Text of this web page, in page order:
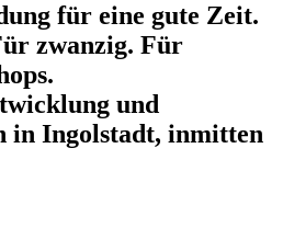
für eine gute Zeit.
zwanzig. Für
und
in Ingolstadt, inmitten